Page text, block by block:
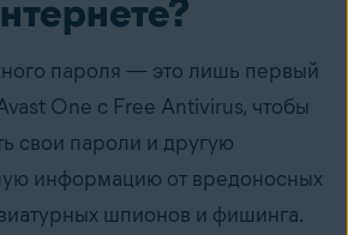
пароля — это лишь первый
One с Free Antivirus, чтобы
свои пароли и другую
информацию от вредоносных
шпионов и фишинга.